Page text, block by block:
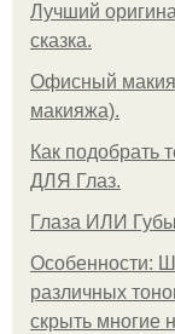
Лучший
сказка.
Офисный
макияжа).
Как подобрать
ДЛЯ Глаз.
Глаза ИЛИ
Особенности:
различных
скрыть многие